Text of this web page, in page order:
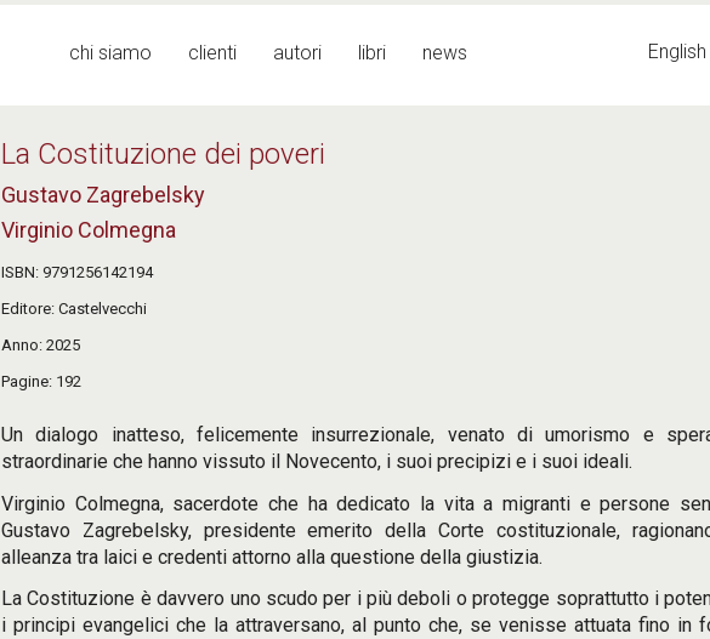
Menu principale
chi siamo clienti autori libri news English
La Costituzione dei poveri
Gustavo Zagrebelsky
Virginio Colmegna
ISBN 9791256142194
Editore Castelvecchi
Anno 2025
Pagine 192
Un dialogo inatteso, felicemente insurrezionale, venato di umorismo e
straordinarie che hanno vissuto il Novecento, i suoi precipizi e i suoi ideali.
Virginio Colmegna, sacerdote che ha dedicato la vita a migranti e persone
Gustavo Zagrebelsky, presidente emerito della Corte costituzionale,
alleanza tra laici e credenti attorno alla questione della giustizia.
La Costituzione è davvero uno scudo per i più deboli o protegge soprattutto i
i principi evangelici che la attraversano, al punto che, se venisse attuata fino in